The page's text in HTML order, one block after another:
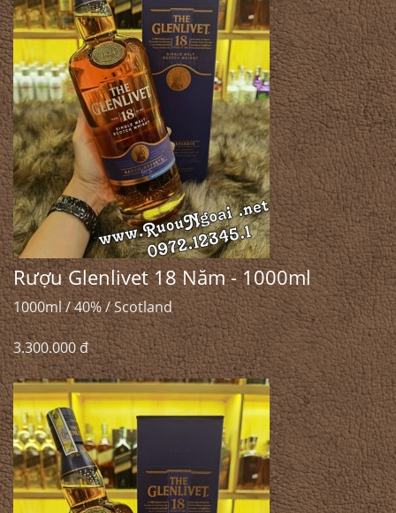
Rượu Glenlivet 18 Năm - 1000ml
1000ml / 40% / Scotland
3.300.000 đ